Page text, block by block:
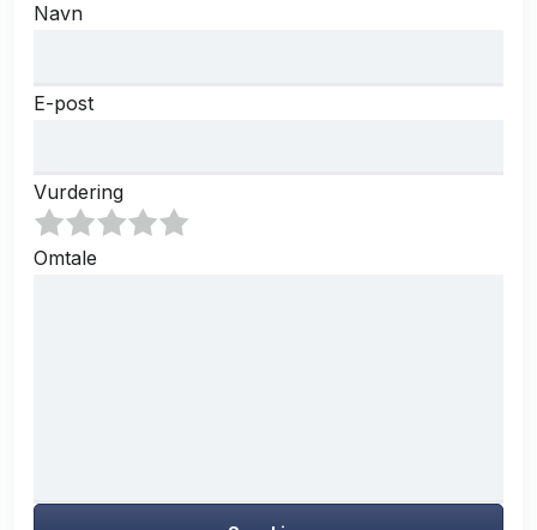
Navn
E-post
Vurdering
Omtale